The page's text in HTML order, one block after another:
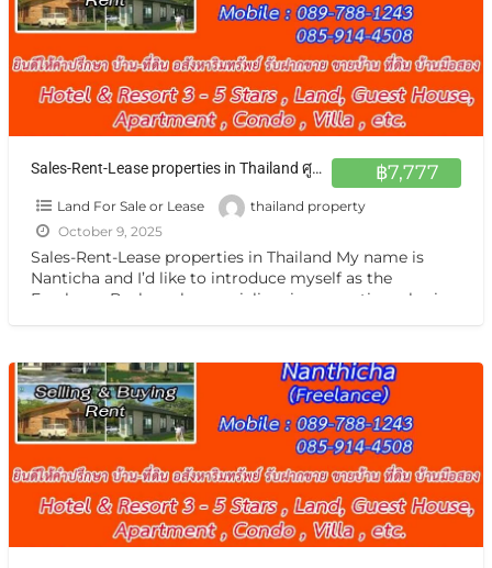
฿7,777
Sales-Rent-Lease properties in Thailand ศูนย์กลาง อสังหาฯ ทั่วไทย รับฝากฝากขาย เช่า บ้าน ตึกแถว ที่ดิน กิจการ กรุงเทพ หรือต่างจังหวัดแหล่งน่าสนใจ
Land For Sale or Lease
thailand property
October 9, 2025
Sales-Rent-Lease properties in Thailand My name is
Nanticha and I’d like to introduce myself as the
Freelance Broker who specializes in properties sales in